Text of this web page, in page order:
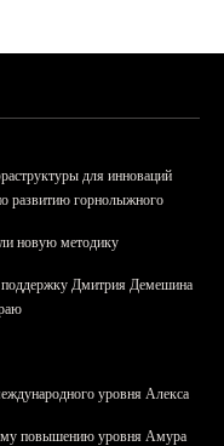
для инноваций
развитию горнолыжного
новую методику
поддержку Дмитрия Демешина
уровня Алекса
повышению уровня Амура